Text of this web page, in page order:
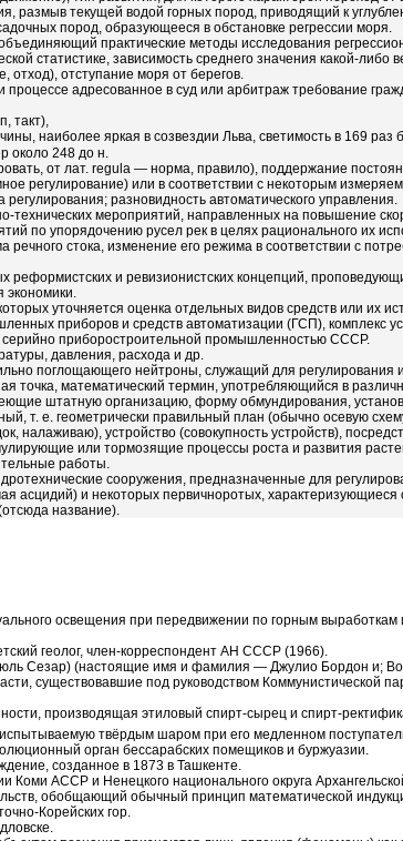
размыв текущей водой горных пород, приводящий к
пород, образующееся в обстановке регрессии моря.
практические методы исследования
статистике, зависимость среднего значения какой-
отступание моря от берегов.
процессе адресованное в суд или арбитраж требование
такт),
наиболее яркая в созвездии Льва, светимость в 169
около 248 до н.
от лат. regula — норма, правило), поддержание
регулирование) или в соответствии с некоторым
разновидность автоматического управления.
технических мероприятий, направленных на повышение
по упорядочению русел рек в целях рационального их
стока, изменение его режима в соответствии с
реформистских и ревизионистских концепций,
экономики.
уточняется оценка отдельных видов средств или их
приборов и средств автоматизации (ГСП), комплекс
серийно приборостроительной промышленностью СССР.
давления, расхода и др.
поглощающего нейтроны, служащий для
точка, математический термин, употребляющийся в
штатную организацию, форму обмундирования,
т. е. геометрически правильный план (обычно осевую
налаживаю), устройство (совокупность устройств),
или тормозящие процессы роста и развития
работы.
сооружения, предназначенные для
асцидий) и некоторых первичноротых,
название).
освещения при передвижении по горным
геолог, член-корреспондент АН СССР (1966).
Сезар) (настоящие имя и фамилия — Джулио Бордон и;
существовавшие под руководством Коммунистической
производящая этиловый спирт-сырец и спирт-
твёрдым шаром при его медленном
орган бессарабских помещиков и буржуазии.
созданное в 1873 в Ташкенте.
Коми АССР и Ненецкого национального округа
обобщающий обычный принцип математической
Корейских гор.